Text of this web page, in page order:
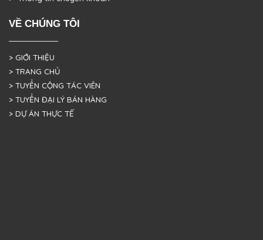
VỀ CHÚNG TÔI
> GIỚI THIỆU
> TRANG CHỦ
> TUYỂN CỘNG TÁC VIÊN
> TUYỂN ĐẠI LÝ BÁN HÀNG
> DỰ ÁN THỰC TẾ